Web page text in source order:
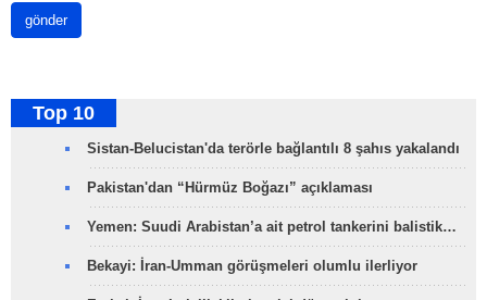
gönder
Top 10
Sistan-Belucistan'da terörle bağlantılı 8 şahıs yakalandı
Pakistan'dan “Hürmüz Boğazı” açıklaması
Yemen: Suudi Arabistan’a ait petrol tankerini balistik…
Bekayi: İran-Umman görüşmeleri olumlu ilerliyor